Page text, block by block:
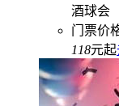
酒球会
门票价
118元起